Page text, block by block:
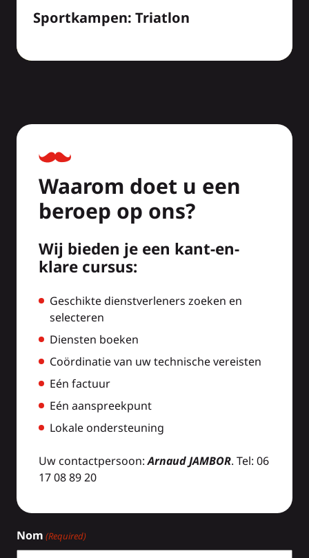
Sportkampen: Triatlon
Waarom doet u een
beroep op ons?
Wij bieden je een kant-en-
klare cursus:
Geschikte dienstverleners zoeken en
selecteren
Diensten boeken
Coördinatie van uw technische vereisten
Eén factuur
Eén aanspreekpunt
Lokale ondersteuning
Uw contactpersoon:Arnaud JAMBOR. Tel: 06
17 08 89 20
Nom (Required)